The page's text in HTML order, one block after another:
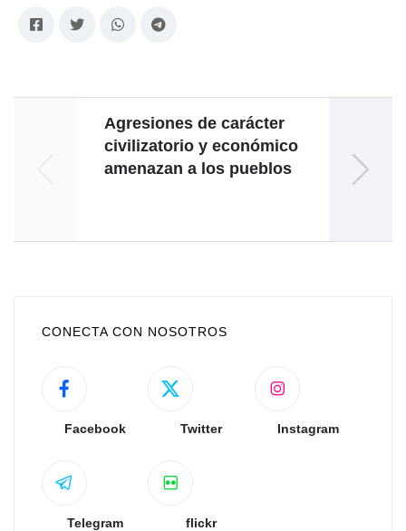
Agresiones de carácter
civilizatorio y económico
amenazan a los pueblos
CONECTA CON NOSOTROS
Facebook Twitter Instagram
Telegram flickr